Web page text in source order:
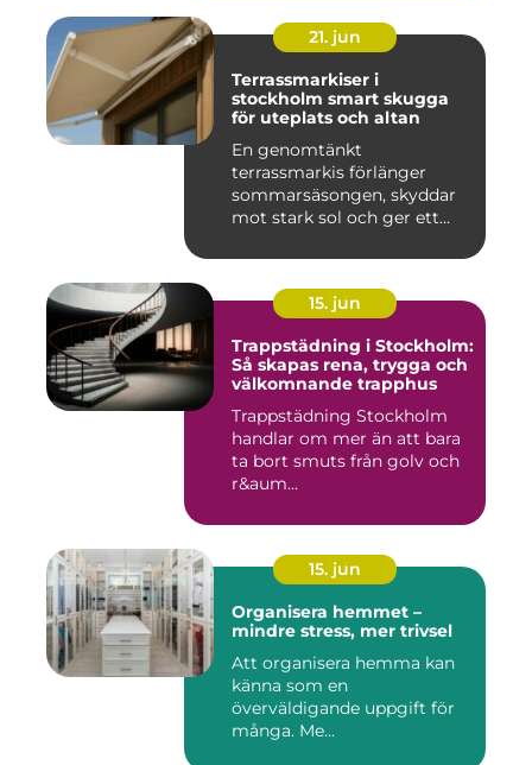
21. jun
Terrassmarkiser i
stockholm smart skugga
för uteplats och altan
En genomtänkt
terrassmarkis förlänger
sommarsäsongen, skyddar
mot stark sol och ger ett
15. jun
Trappstädning i Stockholm:
Så skapas rena, trygga och
välkomnande trapphus
Trappstädning Stockholm
handlar om mer än att bara
ta bort smuts från golv och
r&aum...
15. jun
Organisera hemmet –
mindre stress, mer trivsel
Att organisera hemma kan
känna som en
överväldigande uppgift för
många. Me...